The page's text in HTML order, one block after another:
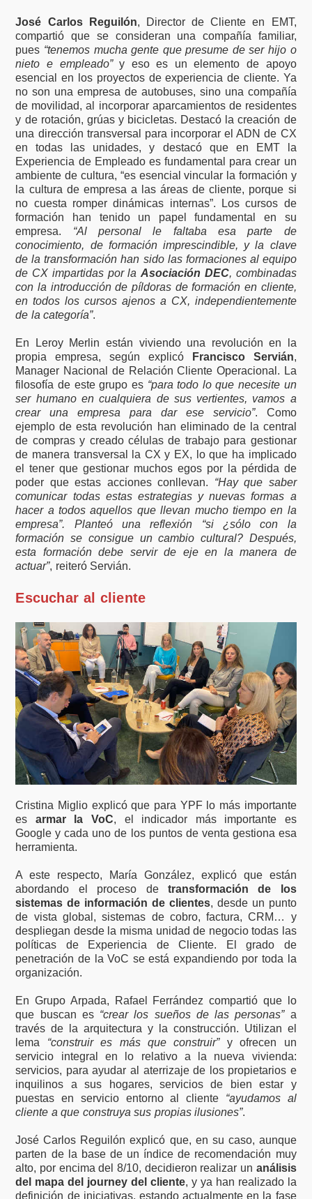
José Carlos Reguilón, Director de Cliente en EMT,
compartió que se consideran una compañía familiar,
pues “tenemos mucha gente que presume de ser hijo o
nieto e empleado”y eso es un elemento de apoyo
esencial en los proyectos de experiencia de cliente. Ya
no son una empresa de autobuses, sino una compañía
de movilidad, al incorporar aparcamientos de residentes
y de rotación, grúas y bicicletas. Destacó la creación de
una dirección transversal para incorporar el ADN de CX
en todas las unidades, y destacó que en EMT la
Experiencia de Empleado es fundamental para crear un
ambiente de cultura, “es esencial vincular la formación y
la cultura de empresa a las áreas de cliente, porque si
no cuesta romper dinámicas internas”. Los cursos de
formación han tenido un papel fundamental en su
empresa. “Al personal le faltaba esa parte de
conocimiento, de formación imprescindible, y la clave
de la transformación han sido las formaciones al equipo
de CX impartidas por laAsociación DEC, combinadas
con la introducción de píldoras de formación en cliente,
en todos los cursos ajenos a CX, independientemente
de la categoría”.
En Leroy Merlin están viviendo una revolución en la
propia empresa, según explicó
Francisco Servián,
Manager Nacional de Relación Cliente Operacional. La
filosofía de este grupo es “para todo lo que necesite un
ser humano en cualquiera de sus vertientes, vamos a
crear una empresa para dar ese servicio”. Como
ejemplo de esta revolución han eliminado de la central
de compras y creado células de trabajo para gestionar
de manera transversal la CX y EX, lo que ha implicado
el tener que gestionar muchos egos por la pérdida de
poder que estas acciones conllevan. “Hay que saber
comunicar todas estas estrategias y nuevas formas a
hacer a todos aquellos que llevan mucho tiempo en la
empresa”. Planteó una reflexión “si ¿sólo con la
formación se consigue un cambio cultural? Después,
esta formación debe servir de eje en la manera de
actuar”, reiteró Servián.
Escuchar al cliente
Cristina Miglio explicó que para YPF lo más importante
es armar la VoC, el indicador más importante es
Google y cada uno de los puntos de venta gestiona esa
herramienta.
A este respecto, María González, explicó que están
abordando el proceso de transformación de los
sistemas de información de clientes, desde un punto
de vista global, sistemas de cobro, factura, CRM… y
despliegan desde la misma unidad de negocio todas las
políticas de Experiencia de Cliente. El grado de
penetración de la VoC se está expandiendo por toda la
organización.
En Grupo Arpada, Rafael Ferrández compartió que lo
que buscan es “crear los sueños de las personas”a
través de la arquitectura y la construcción. Utilizan el
lema “construir es más que construir”y ofrecen un
servicio integral en lo relativo a la nueva vivienda:
servicios, para ayudar al aterrizaje de los propietarios e
inquilinos a sus hogares, servicios de bien estar y
puestas en servicio entorno al cliente “ayudamos al
cliente a que construya sus propias ilusiones”.
José Carlos Reguilón explicó que, en su caso, aunque
parten de la base de un índice de recomendación muy
alto, por encima del 8/10, decidieron realizar un análisis
del mapa del journey del cliente, y ya han realizado la
definición de iniciativas, estando actualmente en la fase